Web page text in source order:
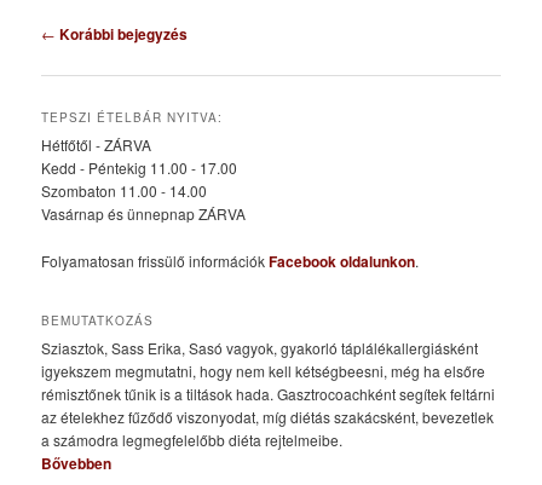
Bejegyzés
← Korábbi bejegyzés
TEPSZI ÉTELBÁR NYITVA:
Hétfőtől - ZÁRVA
Kedd - Péntekig 11.00 - 17.00
Szombaton 11.00 - 14.00
Vasárnap és ünnepnap ZÁRVA
Folyamatosan frissülő információkFacebook oldalunkon.
BEMUTATKOZÁS
Sziasztok, Sass Erika, Sasó vagyok, gyakorló táplálékallergiásként
igyekszem megmutatni, hogy nem kell kétségbeesni, még ha elsőre
rémisztőnek tűnik is a tiltások hada. Gasztrocoachként segítek feltárni
az ételekhez fűződő viszonyodat, míg diétás szakácsként, bevezetlek
a számodra legmegfelelőbb diéta rejtelmeibe.
Bővebben